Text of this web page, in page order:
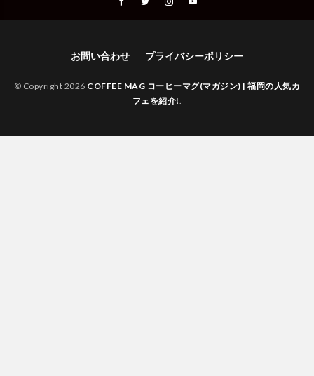
お問い合わせ プライバシーポリシー
© Copyright 2026 COFFEE MAG コーヒーマグ(マガジン) | 福岡の人気カ
フェを紹介!